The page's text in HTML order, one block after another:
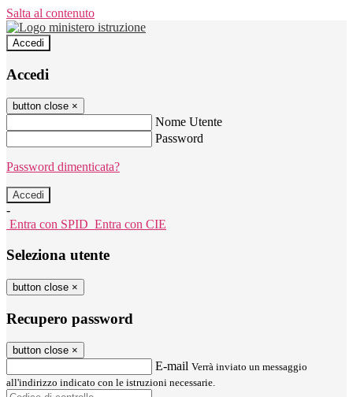
Salta al contenuto
Accedi
Accedi
button close ×
Nome Utente
Password
Password dimenticata?
-
Entra con SPID Entra con CIE
Seleziona utente
button close ×
Recupero password
button close ×
E-mail Verrà inviato un messaggio
all'indirizzo indicato con le istruzioni necessarie.